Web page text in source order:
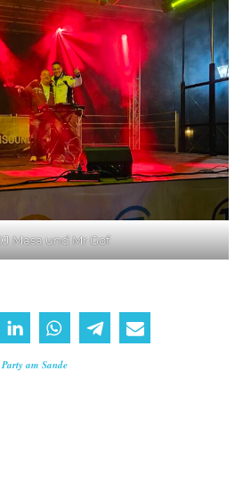
Masa und Mr Gof
Party am Sande